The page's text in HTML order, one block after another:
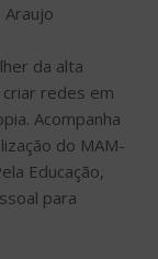
Araujo
da alta
redes em
Acompanha
do MAM-
Educação,
para